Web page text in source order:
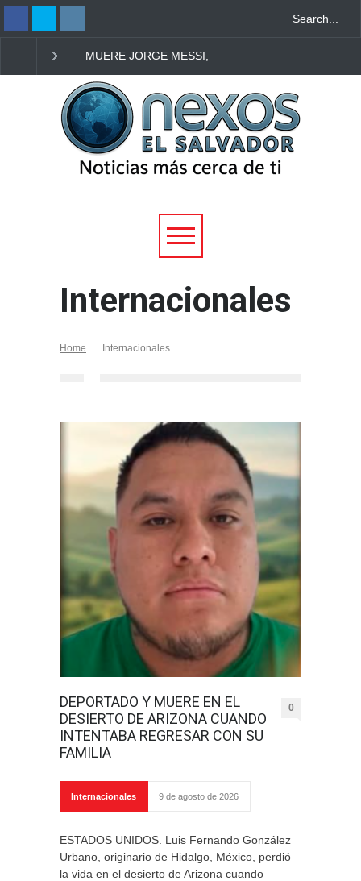
MUERE JORGE MESSI,
REPRESENTANTE DE
LIONEL MESSI, A LOS 68
AÑOS
NUEVE PERSONAS
DENTRO DE UNA
Internacionales
Home Internacionales
DEPORTADO Y MUERE EN EL
DESIERTO DE ARIZONA CUANDO
INTENTABA REGRESAR CON SU
FAMILIA
0
Internacionales 9 de agosto de 2026
ESTADOS UNIDOS. Luis Fernando González
Urbano, originario de Hidalgo, México, perdió
la vida en el desierto de Arizona cuando